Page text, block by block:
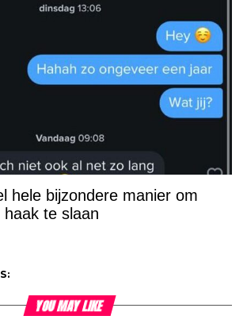
hele bijzondere manier om
te slaan
YOU MAY LIKE